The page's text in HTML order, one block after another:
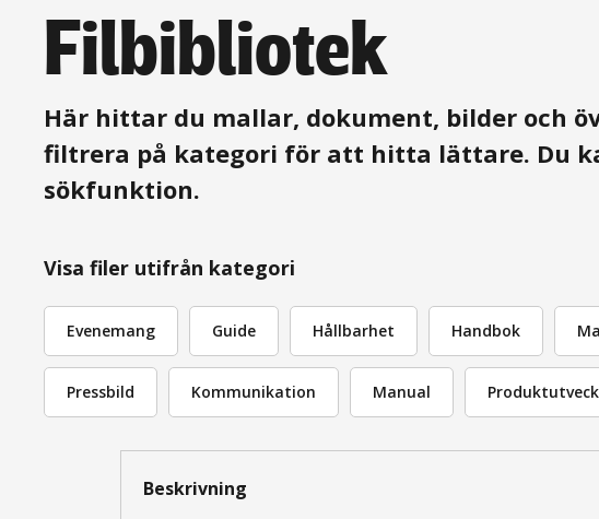
Filbibliotek
Här hittar du mallar, dokument, bilder och
filtrera på kategori för att hitta lättare. Du
sökfunktion.
Visa filer utifrån kategori
Evenemang Guide Hållbarhet Handbok
Pressbild Kommunikation Manual
Beskrivning